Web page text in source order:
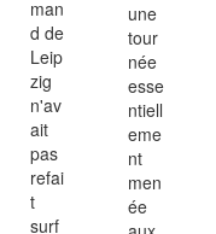
man
d de
Leip
zig
n'av
ait
pas
refai
t
surf
une
tour
née
esse
ntiell
eme
nt
men
ée